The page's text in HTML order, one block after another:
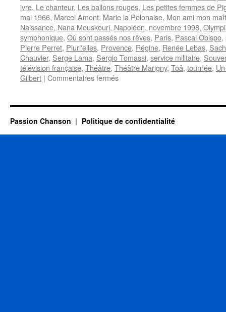
ivre, Le chanteur, Les ballons rouges, Les petites femmes de
mai 1966, Marcel Amont, Marie la Polonaise, Mon ami mon
Naissance, Nana Mouskouri, Napoléon, novembre 1998,
symphonique, Où sont passés nos rêves, Paris, Pascal Obispo,
Pierre Perret, Pluri'elles, Provence, Régine, Renée Lebas,
Chauvier, Serge Lama, Sergio Tomassi, service militaire,
télévision française, Théâtre, Théâtre Marigny, Toâ, tournée,
Gilbert | Commentaires ferméssur
Passion Chanson Politique de confidentialité